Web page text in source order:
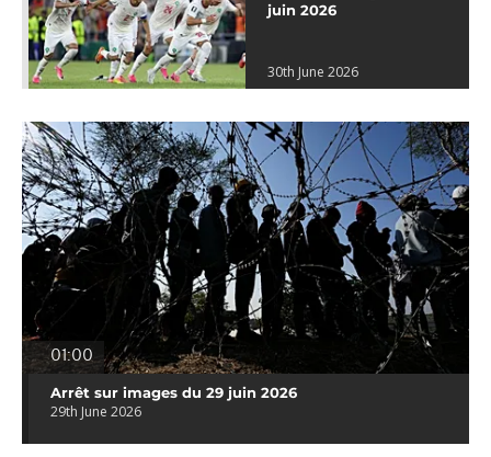
juin 2026
30th June 2026
01:00
Arrêt sur images du 29 juin 2026
29th June 2026